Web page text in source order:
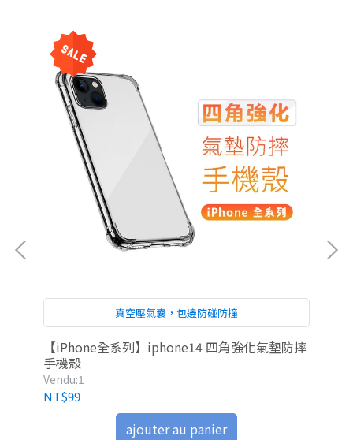
真空壓氣囊，包邊防碰防撞
【iPhone全系列】iphone14 四角強化氣墊防摔
手機殼
Vendu:1
NT$99
ajouter au panier